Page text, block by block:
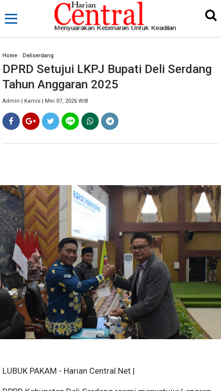
Home » Deliserdang
DPRD Setujui LKPJ Bupati Deli Serdang
Tahun Anggaran 2025
Admin | Kamis | Mei 07, 2026 WIB
LUBUK PAKAM - Harian Central.Net |